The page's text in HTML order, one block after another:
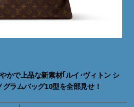
かで上品な新素材｢ルイ･ヴィトン シ
ラムバッグ10型を全部見せ！